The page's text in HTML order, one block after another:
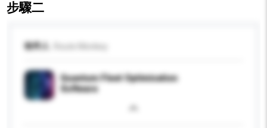
步驟二
收件人
Quantum Fleet Optimisation
Software